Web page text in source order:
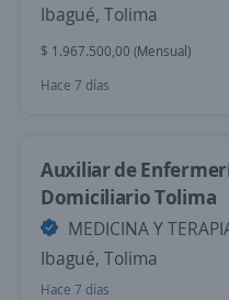
Ibagué, Tolima
$ 1.967.500,00 (Mensual)
Hace 7 días
Auxiliar de
Domiciliario Tolima
MEDICINA Y
Ibagué, Tolima
Hace 7 días